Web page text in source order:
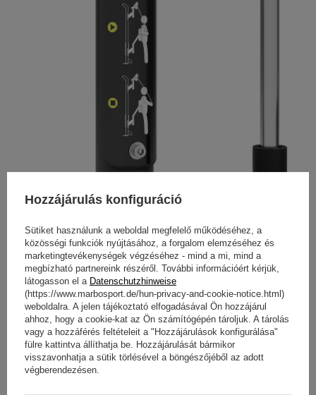
Hozzájárulás konfiguráció
Sütiket használunk a weboldal megfelelő működéséhez, a
közösségi funkciók nyújtásához, a forgalom elemzéséhez és
marketingtevékenységek végzéséhez - mind a mi, mind a
megbízható partnereink részéről. További információért kérjük,
látogasson el a Datenschutzhinweise
(https://www.marbosport.de/hun-privacy-and-cookie-notice.html)
weboldalra. A jelen tájékoztató elfogadásával Ön hozzájárul
ahhoz, hogy a cookie-kat az Ön számítógépén tároljuk. A tárolás
vagy a hozzáférés feltételeit a "Hozzájárulások konfigurálása"
fülre kattintva állíthatja be. Hozzájárulását bármikor
visszavonhatja a sütik törlésével a böngészőjéből az adott
végberendezésen.